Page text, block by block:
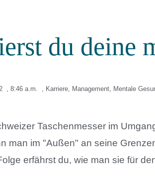
du deine
, 8:46 a.m. , Karriere, Management, Mentale
Taschenmesser im
man im "Außen" an seine
erfährst du, wie man sie für